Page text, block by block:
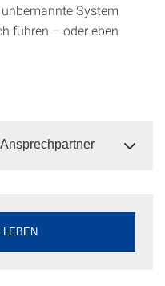
System
führen – oder eben
LEBEN